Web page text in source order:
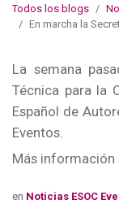
Todos los blogs
En marcha la Secretaría
La semana
Técnica para la
Español de
Eventos.
Más información
en Noticias ESOC